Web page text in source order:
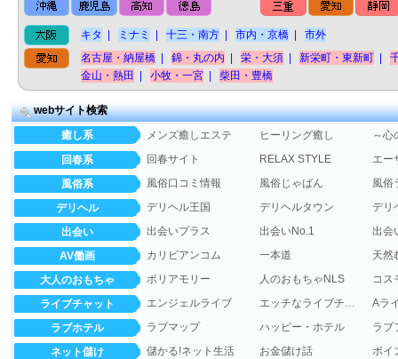
キタ ミナミ 十三・南方 市内・京橋
市外
名古屋・納屋橋
錦・丸の内 栄・大須 新栄町・東新町
金山・熱田
小牧・一宮 柴田・豊橋
webサイト検索
癒し系
メンズ癒しエステ ヒーリング癒し
～心
回春系
回春サイト RELAX STYLE
エー
風俗系
風俗口コミ情報 風俗じゃばん
風俗
デリヘル
デリヘル王国 デリヘルタウン
デリ
出会い
出会いプラス 出会いNo.1
出会
AV働画
カリビアンコム 一本道
天然
大人のおもちゃ
ボリアモリー 人のおもちゃNLS
コス
ライブチャット
エンジェルライブ エッチなライブチャット
Aラ
ラブホテル
ラブマップ ハッピー・ホテル
ラブ
ネット儲け
儲かる!ネット生活
お金儲け話